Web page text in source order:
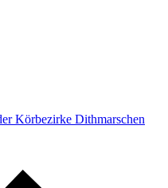
Körbezirke Dithmarschen